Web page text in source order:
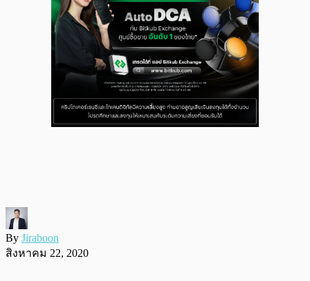
By Jiraboon
สิงหาคม 22, 2020